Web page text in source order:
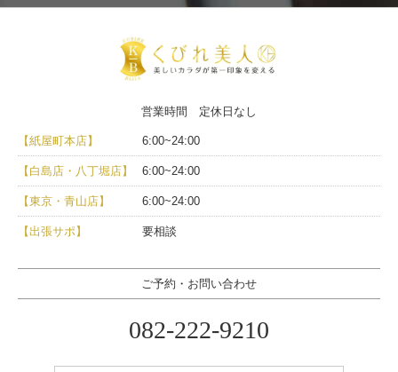
営業時間 定休日なし
【紙屋町本店】 6:00~24:00
【白島店・八丁堀店】 6:00~24:00
【東京・青山店】 6:00~24:00
【出張サポ】 要相談
ご予約・お問い合わせ
082-222-9210